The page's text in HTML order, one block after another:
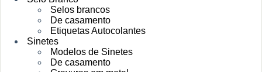
Selos brancos
De casamento
Etiquetas Autocolantes
Sinetes
Modelos de Sinetes
De casamento